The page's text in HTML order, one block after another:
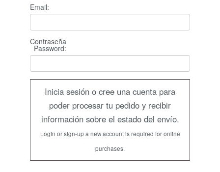
Email:
Contraseña
Password:
Inicia sesión o cree una cuenta para
poder procesar tu pedido y recibir
información sobre el estado del envío.
Login or sign-up a new account is required for online
purchases.